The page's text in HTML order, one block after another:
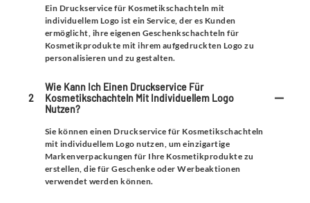
Ein Druckservice für Kosmetikschachteln mit
individuellem Logo ist ein Service, der es Kunden
ermöglicht, ihre eigenen Geschenkschachteln für
Kosmetikprodukte mit ihrem aufgedruckten Logo zu
personalisieren und zu gestalten.
2
Wie Kann Ich Einen Druckservice Für
Kosmetikschachteln Mit Individuellem Logo
Nutzen?
Sie können einen Druckservice für Kosmetikschachteln
mit individuellem Logo nutzen, um einzigartige
Markenverpackungen für Ihre Kosmetikprodukte zu
erstellen, die für Geschenke oder Werbeaktionen
verwendet werden können.